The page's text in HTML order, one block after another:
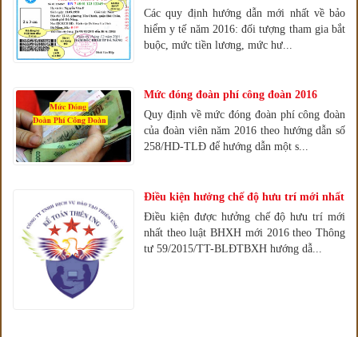
Các quy định hướng dẫn mới nhất về bảo
hiểm y tế năm 2016: đối tượng tham gia bắt
buộc, mức tiền lương, mức hư...
Mức đóng đoàn phí công đoàn 2016
Quy định về mức đóng đoàn phí công đoàn
của đoàn viên năm 2016 theo hướng dẫn số
258/HD-TLĐ để hướng dẫn một s...
Điều kiện hưởng chế độ hưu trí mới nhất
Điều kiện được hưởng chế độ hưu trí mới
nhất theo luật BHXH mới 2016 theo Thông
tư 59/2015/TT-BLĐTBXH hướng dẫ...